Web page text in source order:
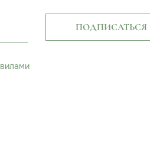
ПОДПИСАТЬСЯ